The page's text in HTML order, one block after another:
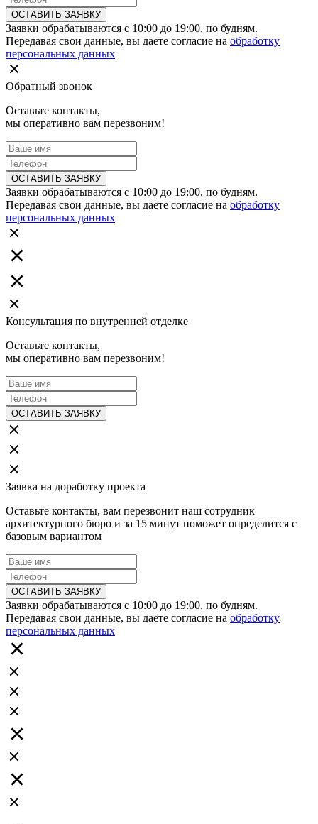
ОСТАВИТЬ ЗАЯВКУ
Заявки обрабатываются с 10:00 до 19:00, по будням.
Передавая свои данные, вы даете согласие на обработку
персональных данных
Обратный звонок
Оставьте контакты,
мы оперативно вам перезвоним!
ОСТАВИТЬ ЗАЯВКУ
Заявки обрабатываются с 10:00 до 19:00, по будням.
Передавая свои данные, вы даете согласие на обработку
персональных данных
Консультация по внутренней отделке
Оставьте контакты,
мы оперативно вам перезвоним!
ОСТАВИТЬ ЗАЯВКУ
Заявка на доработку проекта
Оставьте контакты, вам перезвонит наш сотрудник
архитектурного бюро и за 15 минут поможет определится с
базовым вариантом
ОСТАВИТЬ ЗАЯВКУ
Заявки обрабатываются с 10:00 до 19:00, по будням.
Передавая свои данные, вы даете согласие на обработку
персональных данных